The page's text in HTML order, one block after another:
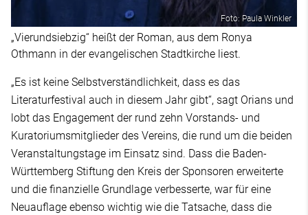
Foto: Paula Winkler
„Vierundsiebzig“ heißt der Roman, aus dem Ronya
Othmann in der evangelischen Stadtkirche liest.
„Es ist keine Selbstverständlichkeit, dass es das
Literaturfestival auch in diesem Jahr gibt“, sagt Orians und
lobt das Engagement der rund zehn Vorstands- und
Kuratoriumsmitglieder des Vereins, die rund um die beiden
Veranstaltungstage im Einsatz sind. Dass die Baden-
Württemberg Stiftung den Kreis der Sponsoren erweiterte
und die finanzielle Grundlage verbesserte, war für eine
Neuauflage ebenso wichtig wie die Tatsache, dass die